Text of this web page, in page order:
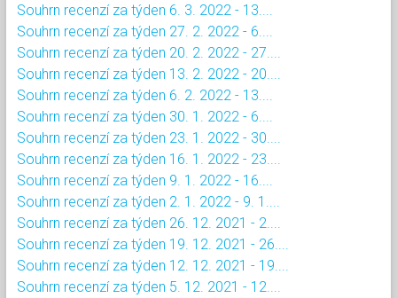
Souhrn recenzí za týden 6. 3. 2022 - 13....
Souhrn recenzí za týden 27. 2. 2022 - 6....
Souhrn recenzí za týden 20. 2. 2022 - 27....
Souhrn recenzí za týden 13. 2. 2022 - 20....
Souhrn recenzí za týden 6. 2. 2022 - 13....
Souhrn recenzí za týden 30. 1. 2022 - 6....
Souhrn recenzí za týden 23. 1. 2022 - 30....
Souhrn recenzí za týden 16. 1. 2022 - 23....
Souhrn recenzí za týden 9. 1. 2022 - 16....
Souhrn recenzí za týden 2. 1. 2022 - 9. 1....
Souhrn recenzí za týden 26. 12. 2021 - 2....
Souhrn recenzí za týden 19. 12. 2021 - 26....
Souhrn recenzí za týden 12. 12. 2021 - 19....
Souhrn recenzí za týden 5. 12. 2021 - 12....